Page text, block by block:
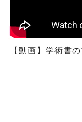
【動画】学術書